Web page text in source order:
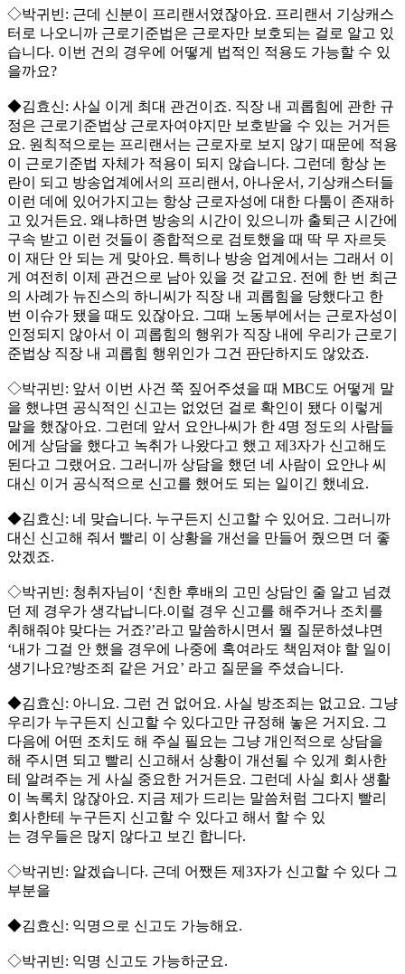
◇박귀빈: 근데 신분이 프리랜서였잖아요. 프리랜서 기상캐스
터로 나오니까 근로기준법은 근로자만 보호되는 걸로 알고 있
습니다. 이번 건의 경우에 어떻게 법적인 적용도 가능할 수 있
을까요?
◆김효신: 사실 이게 최대 관건이죠. 직장 내 괴롭힘에 관한 규
정은 근로기준법상 근로자여야지만 보호받을 수 있는 거거든
요. 원칙적으로는 프리랜서는 근로자로 보지 않기 때문에 적용
이 근로기준법 자체가 적용이 되지 않습니다. 그런데 항상 논
란이 되고 방송업계에서의 프리랜서, 아나운서, 기상캐스터들
이런 데에 있어가지고는 항상 근로자성에 대한 다툼이 존재하
고 있거든요. 왜냐하면 방송의 시간이 있으니까 출퇴근 시간에
구속 받고 이런 것들이 종합적으로 검토했을 때 딱 무 자르듯
이 재단 안 되는 게 맞아요. 특히나 방송 업계에서는 그래서 이
게 여전히 이제 관건으로 남아 있을 것 같고요. 전에 한 번 최근
의 사례가 뉴진스의 하니씨가 직장 내 괴롭힘을 당했다고 한
번 이슈가 됐을 때도 있잖아요. 그때 노동부에서는 근로자성이
인정되지 않아서 이 괴롭힘의 행위가 직장 내에 우리가 근로기
준법상 직장 내 괴롭힘 행위인가 그건 판단하지도 않았죠.
◇박귀빈: 앞서 이번 사건 쭉 짚어주셨을 때 MBC도 어떻게 말
을 했냐면 공식적인 신고는 없었던 걸로 확인이 됐다 이렇게
말을 했잖아요. 그런데 앞서 요안나씨가 한 4명 정도의 사람들
에게 상담을 했다고 녹취가 나왔다고 했고 제3자가 신고해도
된다고 그랬어요. 그러니까 상담을 했던 네 사람이 요안나 씨
대신 이거 공식적으로 신고를 했어도 되는 일이긴 했네요.
◆김효신: 네 맞습니다. 누구든지 신고할 수 있어요. 그러니까
대신 신고해 줘서 빨리 이 상황을 개선을 만들어 줬으면 더 좋
았겠죠.
◇박귀빈: 청취자님이 ‘친한 후배의 고민 상담인 줄 알고 넘겼
던 제 경우가 생각납니다.이럴 경우 신고를 해주거나 조치를
취해줘야 맞다는 거죠?’라고 말씀하시면서 뭘 질문하셨냐면
‘내가 그걸 안 했을 경우에 나중에 혹여라도 책임져야 할 일이
생기나요?방조죄 같은 거요’ 라고 질문을 주셨습니다.
◆김효신: 아니요. 그런 건 없어요. 사실 방조죄는 없고요. 그냥
우리가 누구든지 신고할 수 있다고만 규정해 놓은 거지요. 그
다음에 어떤 조치도 해 주실 필요는 그냥 개인적으로 상담을
해 주시면 되고 빨리 신고해서 상황이 개선될 수 있게 회사한
테 알려주는 게 사실 중요한 거거든요. 그런데 사실 회사 생활
이 녹록치 않잖아요. 지금 제가 드리는 말씀처럼 그다지 빨리
회사한테 누구든지 신고할 수 있다고 해서 할 수 있
는 경우들은 많지 않다고 보긴 합니다.
◇박귀빈: 알겠습니다. 근데 어쨌든 제3자가 신고할 수 있다 그
부분을
◆김효신: 익명으로 신고도 가능해요.
◇박귀빈: 익명 신고도 가능하군요.